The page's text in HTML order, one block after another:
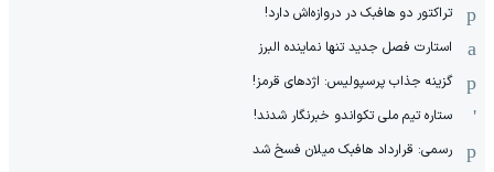
تراکتور دو هافبک در دروازه‌اش دارد!
استارت فصل جدید تنها نماینده البرز
گزینه جذاب پرسپولیس: اژدهای قرمز!
ستاره تیم ملی تکواندو خبرنگار شدند!
رسمی: قرارداد هافبک میلان فسخ شد